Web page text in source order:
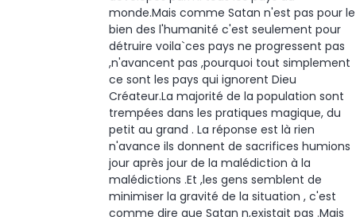
monde.Mais comme Satan n'est pas pour le
bien des l'humanité c'est seulement pour
détruire voila`ces pays ne progressent pas
,n'avancent pas ,pourquoi tout simplement
ce sont les pays qui ignorent Dieu
Créateur.La majorité de la population sont
trempées dans les pratiques magique, du
petit au grand . La réponse est là rien
n'avance ils donnent de sacrifices humions
jour après jour de la malédiction à la
malédictions .Et ,les gens semblent de
minimiser la gravité de la situation , c'est
comme dire que Satan n,existait pas .Mais